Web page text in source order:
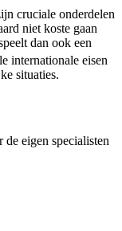
cruciale onderdelen
niet koste gaan
dan ook een
internationale eisen
situaties.
eigen specialisten